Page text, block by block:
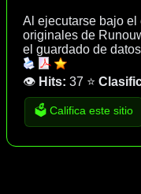
Al ejecutarse bajo el
originales de
el guardado de
👁️ Hits: 37 ⭐
🗳️ Califica este sitio